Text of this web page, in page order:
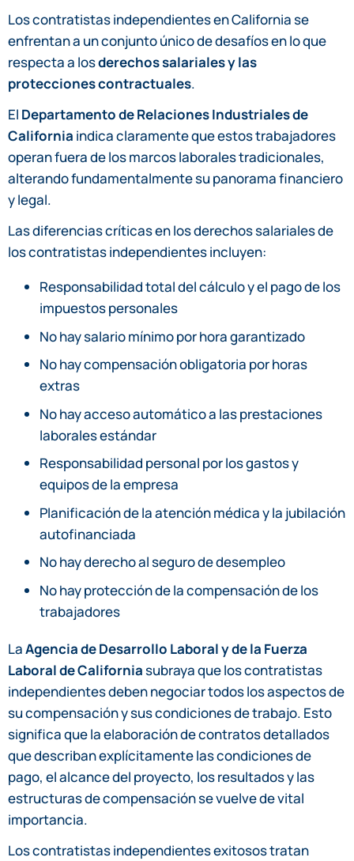
Los contratistas independientes en California se
enfrentan a un conjunto único de desafíos en lo que
respecta a losderechos salariales y las
protecciones contractuales.
El Departamento de Relaciones Industriales de
California indica claramente que estos trabajadores
operan fuera de los marcos laborales tradicionales,
alterando fundamentalmente su panorama financiero
y legal.
Las diferencias críticas en los derechos salariales de
los contratistas independientes incluyen:
Responsabilidad total del cálculo y el pago de los
impuestos personales
No hay salario mínimo por hora garantizado
No hay compensación obligatoria por horas
extras
No hay acceso automático a las prestaciones
laborales estándar
Responsabilidad personal por los gastos y
equipos de la empresa
Planificación de la atención médica y la jubilación
autofinanciada
No hay derecho al seguro de desempleo
No hay protección de la compensación de los
trabajadores
LaAgencia de Desarrollo Laboral y de la Fuerza
Laboral de Californiasubraya que los contratistas
independientes deben negociar todos los aspectos de
su compensación y sus condiciones de trabajo. Esto
significa que la elaboración de contratos detallados
que describan explícitamente las condiciones de
pago, el alcance del proyecto, los resultados y las
estructuras de compensación se vuelve de vital
importancia.
Los contratistas independientes exitosos tratan